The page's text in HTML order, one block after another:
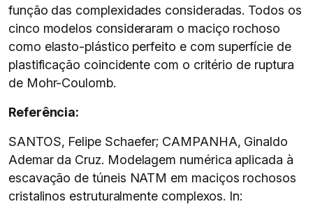
função das complexidades consideradas. Todos os
cinco modelos consideraram o maciço rochoso
como elasto-plástico perfeito e com superfície de
plastificação coincidente com o critério de ruptura
de Mohr-Coulomb.
Referência:
SANTOS, Felipe Schaefer; CAMPANHA, Ginaldo
Ademar da Cruz. Modelagem numérica aplicada à
escavação de túneis NATM em maciços rochosos
cristalinos estruturalmente complexos. In: